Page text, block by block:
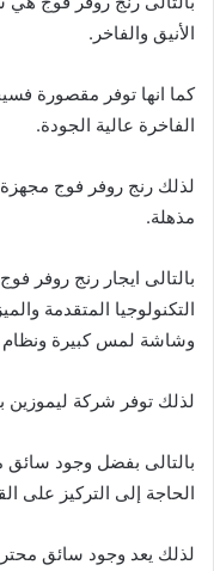
الأنيق والفاخر.
كما انها توفر مقصورة
الفاخرة عالية الجودة.
لذلك رنج روفر فوج مجهزة
مذهلة.
بالتالى ايجار رنج روفر
التكنولوجيا المتقدمة
وشاشة لمس كبيرة
لذلك توفر شركة ليموزين
بالتالى بفضل وجود سائق
الحاجة إلى التركيز على
لذلك يعد وجود سائق